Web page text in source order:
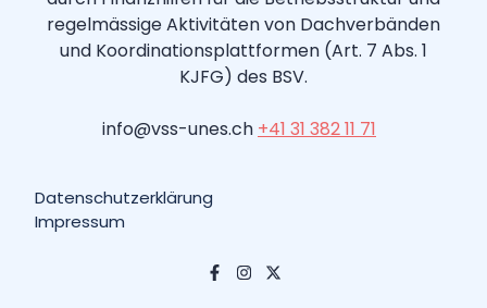
regelmässige Aktivitäten von Dachverbänden
und Koordinationsplattformen (Art. 7 Abs. 1
KJFG) des BSV.
info@vss-unes.ch +41 31 382 11 71
Datenschutzerklärung
Impressum